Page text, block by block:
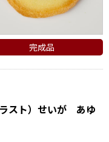
完成品
スト）せいが あゆ